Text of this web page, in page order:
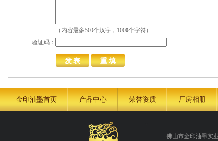
（内容最多500个汉字，1000个字符）
验证码：
金印油墨首页 产品中心 荣誉资质 厂房相册
佛山市金印油墨实